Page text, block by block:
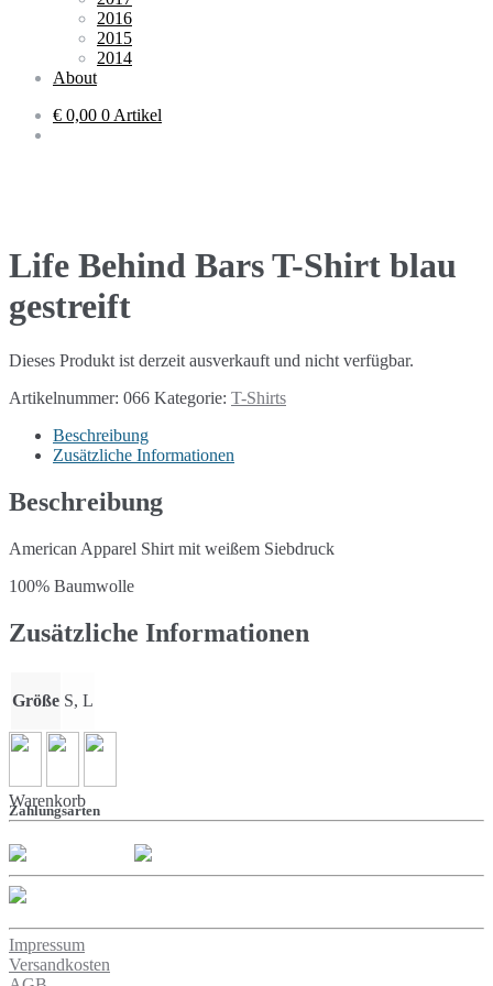
2016
2015
2014
About
€ 0,00 0 Artikel
Life Behind Bars T-Shirt blau
gestreift
Dieses Produkt ist derzeit ausverkauft und nicht verfügbar.
Artikelnummer: 066 Kategorie: T-Shirts
Beschreibung
Zusätzliche Informationen
Beschreibung
American Apparel Shirt mit weißem Siebdruck
100% Baumwolle
Zusätzliche Informationen
Größe S, L
Warenkorb
Zahlungsarten
Impressum
Versandkosten